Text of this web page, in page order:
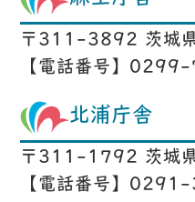
〒311-3892 茨城
【電話番号】
北浦庁舎
〒311-1792 茨城
【電話番号】